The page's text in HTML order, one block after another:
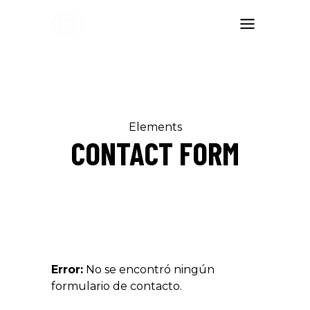
Elements
CONTACT FORM
Error: No se encontró ningún
formulario de contacto.